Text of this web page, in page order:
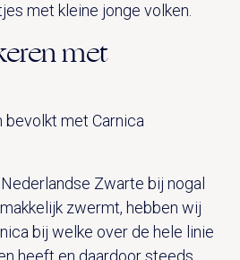
met kleine jonge volken.
met
bevolkt met Carnica
Zwarte bij nogal
zwermt, hebben wij
bij welke over de hele linie
heeft en daardoor steeds